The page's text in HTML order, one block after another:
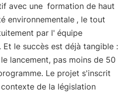
avec une formation de haut
environnementale , le tout
par l' équipe
Et le succès est déjà tangible :
lancement, pas moins de 50
Le projet s'inscrit
de la législation